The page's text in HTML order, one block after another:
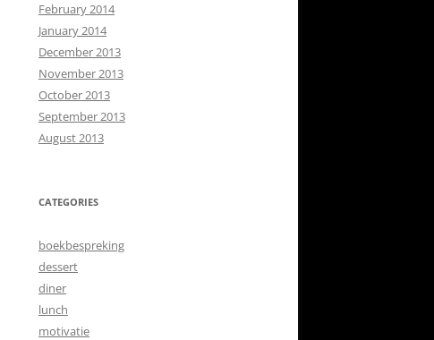
February 2014
January 2014
December 2013
November 2013
October 2013
September 2013
August 2013
CATEGORIES
boekbespreking
dessert
diner
lunch
motivatie